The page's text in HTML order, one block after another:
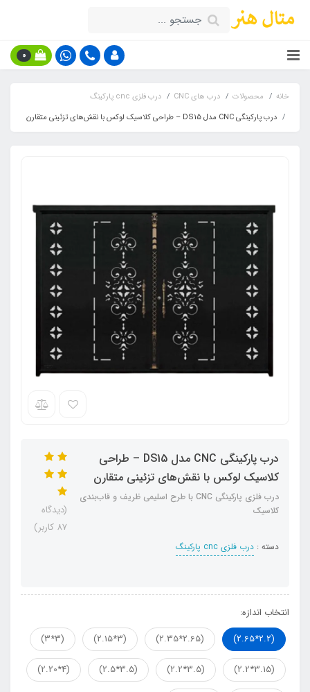
0
خانه محصولات درب های CNC
درب فلزی cnc پارکینگ
درب پارکینگی CNC مدل DS15 – طراحی کلاسیک لوکس با نقش‌های تزئینی متقارن
درب پارکینگی CNC مدل DS15 – طراحی
کلاسیک لوکس با نقش‌های تزئینی متقارن
درب فلزی پارکینگی CNC با طرح اسلیمی ظریف و قاب‌بندی
کلاسیک
دسته : درب فلزی cnc پارکینگ
(دیدگاه
87 کاربر)
انتخاب اندازه:
(2.2*2.65)
(2.65*2.35)
(3*2.15)
(3*3)
(3.15*2.2)
(3.5*2.2)
(3.5*2.5)
(4*2.20)